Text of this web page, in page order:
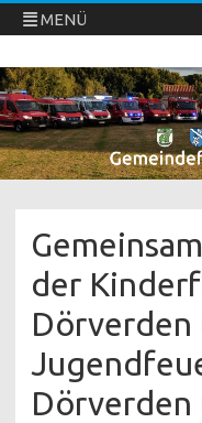
MENÜ
Freiwillige
der
Dörverden